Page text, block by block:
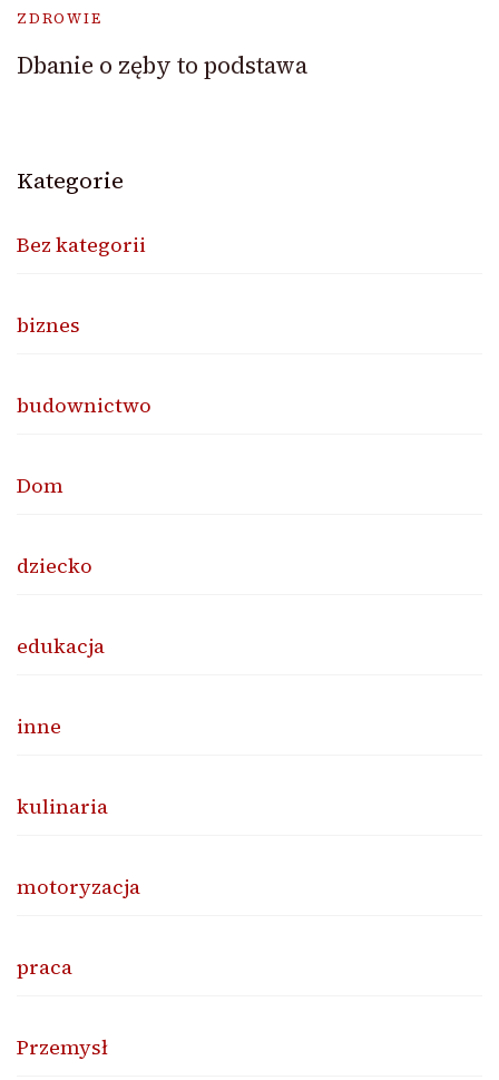
ZDROWIE
Dbanie o zęby to podstawa
Kategorie
Bez kategorii
biznes
budownictwo
Dom
dziecko
edukacja
inne
kulinaria
motoryzacja
praca
Przemysł